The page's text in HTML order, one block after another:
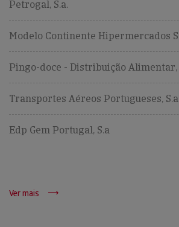
Petrogal, S.a.
Modelo Continente Hipermercados
Pingo-doce - Distribuição Alimentar,
Transportes Aéreos Portugueses, S.a.
Edp Gem Portugal, S.a
Ver mais